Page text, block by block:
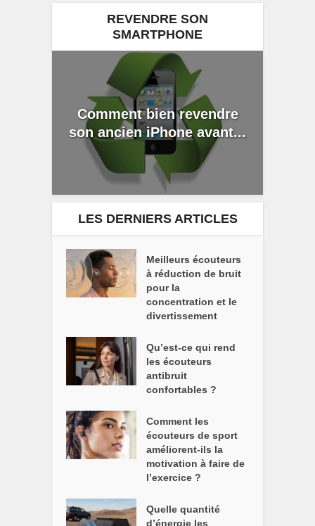
REVENDRE SON
SMARTPHONE
Comment bien revendre
son ancien iPhone avant...
LES DERNIERS ARTICLES
Meilleurs écouteurs
à réduction de bruit
pour la
concentration et le
divertissement
Qu’est-ce qui rend
les écouteurs
antibruit
confortables ?
Comment les
écouteurs de sport
améliorent-ils la
motivation à faire de
l’exercice ?
Quelle quantité
d’énergie les